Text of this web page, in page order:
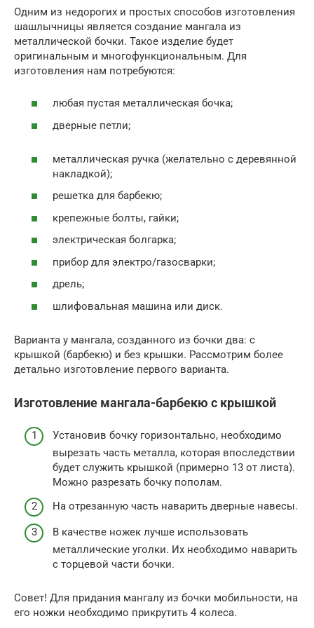
Одним из недорогих и простых способов изготовления
шашлычницы является создание мангала из
металлической бочки. Такое изделие будет
оригинальным и многофункциональным. Для
изготовления нам потребуются:
любая пустая металлическая бочка;
дверные петли;
металлическая ручка (желательно с деревянной
накладкой);
решетка для барбекю;
крепежные болты, гайки;
электрическая болгарка;
прибор для электро/газосварки;
дрель;
шлифовальная машина или диск.
Варианта у мангала, созданного из бочки два: с
крышкой (барбекю) и без крышки. Рассмотрим более
детально изготовление первого варианта.
Изготовление мангала-барбекю с крышкой
Установив бочку горизонтально, необходимо
вырезать часть металла, которая впоследствии
будет служить крышкой (примерно 13 от листа).
Можно разрезать бочку пополам.
На отрезанную часть наварить дверные навесы.
В качестве ножек лучше использовать
металлические уголки. Их необходимо наварить
с торцевой части бочки.
Совет! Для придания мангалу из бочки мобильности, на
его ножки необходимо прикрутить 4 колеса.